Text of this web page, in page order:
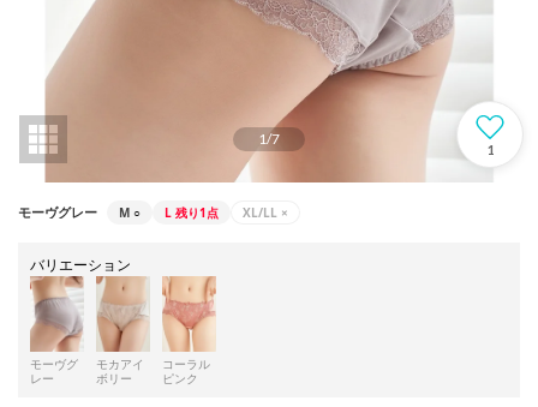
1/7
1
モーヴグレー M ○ L 残り1点 XL/LL ×
バリエーション
モーヴグ
レー
モカアイ
ボリー
コーラル
ピンク